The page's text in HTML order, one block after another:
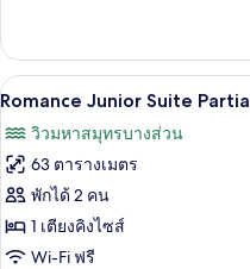
คิง
ไซส์
เตียง,
ระเบียง,
เห็น
วิว
เกี่ยว
กับ
ห้อง
เนียร์
สวี
เตียง
คิง
ไซส์
เปิด
ภาพถ่าย
ทั้งหมด
ของ
Romance
Junior
4
Romance Junior Suite
วิวมหาสมุทรบางส่วน
63 ตารางเมตร
พักได้ 2 คน
1 เตียงคิงไซส์
Wi-Fi ฟรี